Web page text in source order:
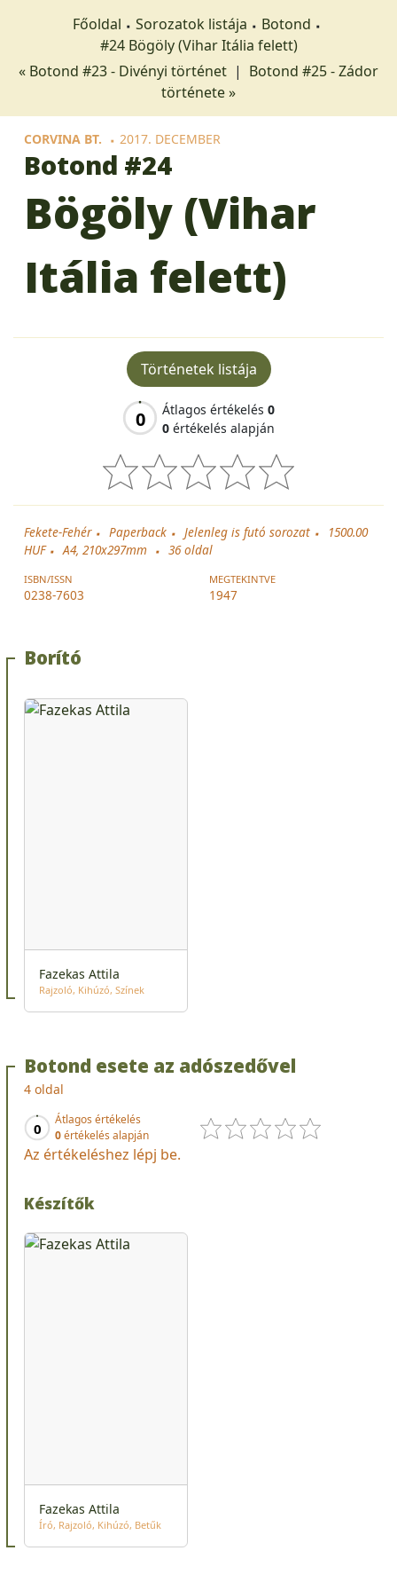
Főoldal Sorozatok listája
Botond
#24 Bögöly (Vihar Itália felett)
« Botond #23 - Divényi történet | Botond #25 - Zádor
története »
CORVINA BT. 2017. DECEMBER
Botond #24
Bögöly (Vihar
Itália felett)
Történetek listája
0 Átlagos értékelés 0
0 értékelés alapján
Fekete-Fehér Paperback Jelenleg is futó sorozat
1500.00
HUF
A4, 210x297mm 36oldal
ISBN/ISSN
0238-7603
MEGTEKINTVE
1947
Borító
Fazekas Attila
Rajzoló Kihúzó Színek
Botond esete az adószedővel
4 oldal
0
Átlagos értékelés
0értékelés alapján
Az értékeléshez lépj be.
Készítők
Fazekas Attila
Író Rajzoló Kihúzó Betűk